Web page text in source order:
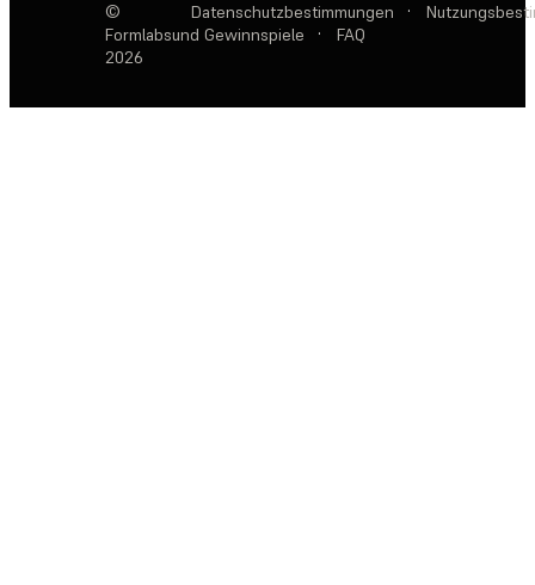
©
Formlabs
2026
Datenschutzbestimmungen ·
und Gewinnspiele
· FAQ